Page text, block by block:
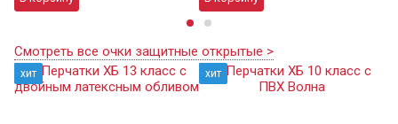
Смотреть все очки защитные открытые >
хит хит